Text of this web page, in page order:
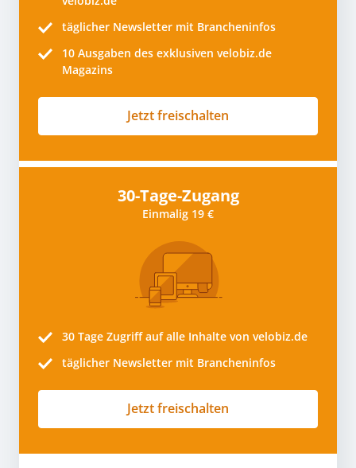
täglicher Newsletter mit Brancheninfos
10 Ausgaben des exklusiven velobiz.de
Magazins
Jetzt freischalten
30-Tage-Zugang
Einmalig 19 €
30 Tage Zugriff auf alle Inhalte von velobiz.de
täglicher Newsletter mit Brancheninfos
Jetzt freischalten